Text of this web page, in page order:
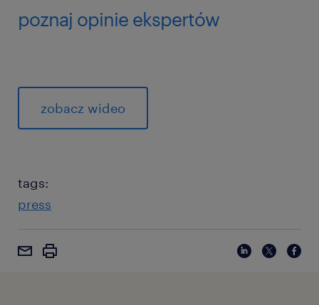
poznaj opinie ekspertów
zobacz wideo
tags:
press